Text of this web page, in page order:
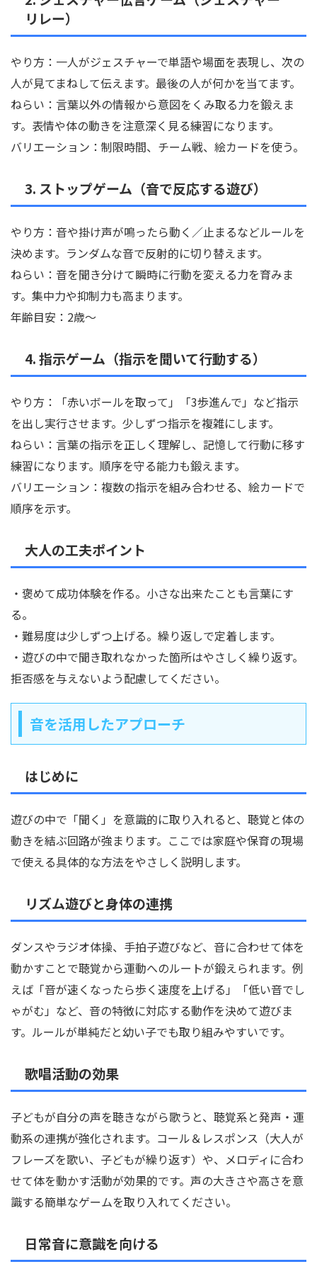
リレー）
やり方：一人がジェスチャーで単語や場面を表現し、次の
人が見てまねして伝えます。最後の人が何かを当てます。
ねらい：言葉以外の情報から意図をくみ取る力を鍛えま
す。表情や体の動きを注意深く見る練習になります。
バリエーション：制限時間、チーム戦、絵カードを使う。
3. ストップゲーム（音で反応する遊び）
やり方：音や掛け声が鳴ったら動く／止まるなどルールを
決めます。ランダムな音で反射的に切り替えます。
ねらい：音を聞き分けて瞬時に行動を変える力を育みま
す。集中力や抑制力も高まります。
年齢目安：2歳〜
4. 指示ゲーム（指示を聞いて行動する）
やり方：「赤いボールを取って」「3歩進んで」など指示
を出し実行させます。少しずつ指示を複雑にします。
ねらい：言葉の指示を正しく理解し、記憶して行動に移す
練習になります。順序を守る能力も鍛えます。
バリエーション：複数の指示を組み合わせる、絵カードで
順序を示す。
大人の工夫ポイント
・褒めて成功体験を作る。小さな出来たことも言葉にす
る。
・難易度は少しずつ上げる。繰り返しで定着します。
・遊びの中で聞き取れなかった箇所はやさしく繰り返す。
拒否感を与えないよう配慮してください。
音を活用したアプローチ
はじめに
遊びの中で「聞く」を意識的に取り入れると、聴覚と体の
動きを結ぶ回路が強まります。ここでは家庭や保育の現場
で使える具体的な方法をやさしく説明します。
リズム遊びと身体の連携
ダンスやラジオ体操、手拍子遊びなど、音に合わせて体を
動かすことで聴覚から運動へのルートが鍛えられます。例
えば「音が速くなったら歩く速度を上げる」「低い音でし
ゃがむ」など、音の特徴に対応する動作を決めて遊びま
す。ルールが単純だと幼い子でも取り組みやすいです。
歌唱活動の効果
子どもが自分の声を聴きながら歌うと、聴覚系と発声・運
動系の連携が強化されます。コール＆レスポンス（大人が
フレーズを歌い、子どもが繰り返す）や、メロディに合わ
せて体を動かす活動が効果的です。声の大きさや高さを意
識する簡単なゲームを取り入れてください。
日常音に意識を向ける